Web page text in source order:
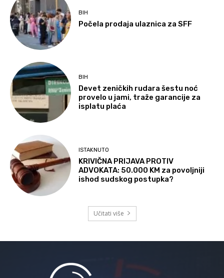
BIH
Počela prodaja ulaznica za SFF
BIH
Devet zeničkih rudara šestu noć
provelo u jami, traže garancije za
isplatu plaća
ISTAKNUTO
KRIVIČNA PRIJAVA PROTIV
ADVOKATA: 50.000 KM za povoljniji
ishod sudskog postupka?
Učitati više